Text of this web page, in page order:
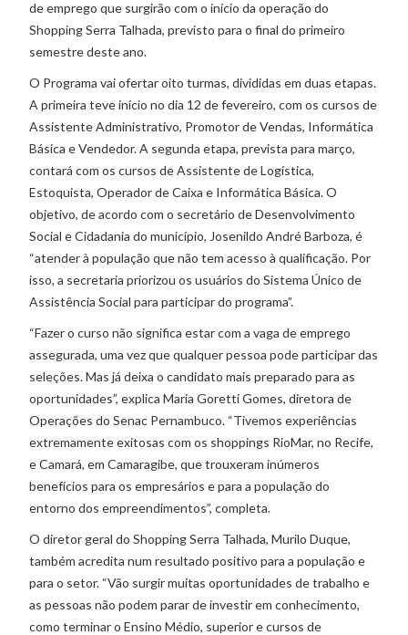
de emprego que surgirão com o início da operação do
Shopping Serra Talhada, previsto para o final do primeiro
semestre deste ano.
O Programa vai ofertar oito turmas, divididas em duas etapas.
A primeira teve início no dia 12 de fevereiro, com os cursos de
Assistente Administrativo, Promotor de Vendas, Informática
Básica e Vendedor. A segunda etapa, prevista para março,
contará com os cursos de Assistente de Logística,
Estoquista, Operador de Caixa e Informática Básica. O
objetivo, de acordo com o secretário de Desenvolvimento
Social e Cidadania do município, Josenildo André Barboza, é
“atender à população que não tem acesso à qualificação. Por
isso, a secretaria priorizou os usuários do Sistema Único de
Assistência Social para participar do programa”.
“Fazer o curso não significa estar com a vaga de emprego
assegurada, uma vez que qualquer pessoa pode participar das
seleções. Mas já deixa o candidato mais preparado para as
oportunidades”, explica Maria Goretti Gomes, diretora de
Operações do Senac Pernambuco. “Tivemos experiências
extremamente exitosas com os shoppings RioMar, no Recife,
e Camará, em Camaragibe, que trouxeram inúmeros
benefícios para os empresários e para a população do
entorno dos empreendimentos”, completa.
O diretor geral do Shopping Serra Talhada, Murilo Duque,
também acredita num resultado positivo para a população e
para o setor. “Vão surgir muitas oportunidades de trabalho e
as pessoas não podem parar de investir em conhecimento,
como terminar o Ensino Médio, superior e cursos de